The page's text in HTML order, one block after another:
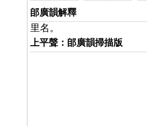
郋廣韻解釋
里名。
上平聲：郋廣韻掃描版